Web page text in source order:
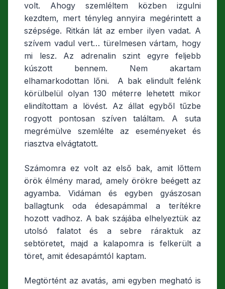
volt. Ahogy szemléltem közben izgulni
kezdtem, mert tényleg annyira megérintett a
szépsége. Ritkán lát az ember ilyen vadat. A
szívem vadul vert… türelmesen vártam, hogy
mi lesz. Az adrenalin szint egyre feljebb
kúszott bennem. Nem akartam
elhamarkodottan lőni. A bak elindult felénk
körülbelül olyan 130 méterre lehetett mikor
elindítottam a lövést. Az állat egyből tűzbe
rogyott pontosan szíven találtam. A suta
megrémülve szemlélte az eseményeket és
riasztva elvágtatott.
Számomra ez volt az első bak, amit lőttem
örök élmény marad, amely örökre beégett az
agyamba. Vidáman és egyben gyászosan
ballagtunk oda édesapámmal a terítékre
hozott vadhoz. A bak szájába elhelyeztük az
utolsó falatot és a sebre ráraktuk az
sebtöretet, majd a kalapomra is felkerült a
töret, amit édesapámtól kaptam.
Megtörtént az avatás, ami egyben megható is